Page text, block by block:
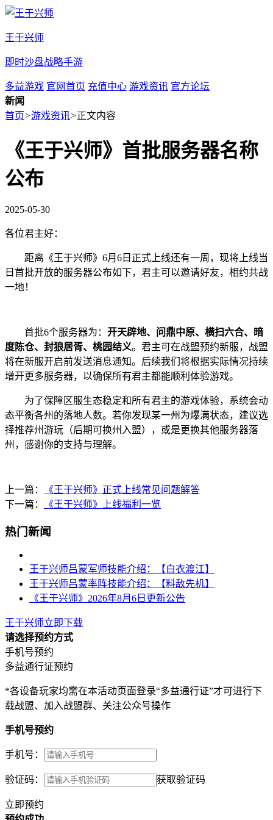
王于兴师
即时沙盘战略手游
多益游戏 官网首页 充值中心 游戏资讯 官方论坛
新闻
首页>游戏资讯>正文内容
《王于兴师》首批服务器名称
公布
2025-05-30
各位君主好：
距离《王于兴师》6月6日正式上线还有一周，现将上线当
日首批开放的服务器公布如下，君主可以邀请好友，相约共战
一地！
首批6个服务器为： 开天辟地、问鼎中原、横扫六合、暗
度陈仓、封狼居胥、桃园结义。君主可在战盟预约新服，战盟
将在新服开启前发送消息通知。后续我们将根据实际情况持续
增开更多服务器，以确保所有君主都能顺利体验游戏。
为了保障区服生态稳定和所有君主的游戏体验，系统会动
态平衡各州的落地人数。若你发现某一州为爆满状态，建议选
择推荐州游玩（后期可换州入盟），或是更换其他服务器落
州，感谢你的支持与理解。
上一篇：
《王于兴师》正式上线常见问题解答
下一篇：
《王于兴师》上线福利一览
热门新闻
王于兴师吕蒙军师技能介绍：【白衣渡江】
王于兴师吕蒙率阵技能介绍：【料敌先机】
《王于兴师》2026年8月6日更新公告
王于兴师立即下载
请选择预约方式
手机号预约
多益通行证预约
*各设备玩家均需在本活动页面登录“多益通行证”才可进行下
载战盟、加入战盟群、关注公众号操作
手机号预约
手机号：
验证码： 获取验证码
立即预约